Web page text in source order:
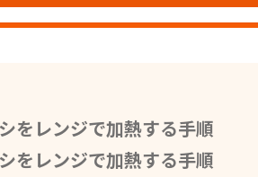
をレンジで加熱する手順
をレンジで加熱する手順